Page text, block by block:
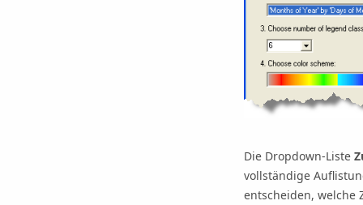
Die Dropdown-Liste
vollständige
entscheiden, welche